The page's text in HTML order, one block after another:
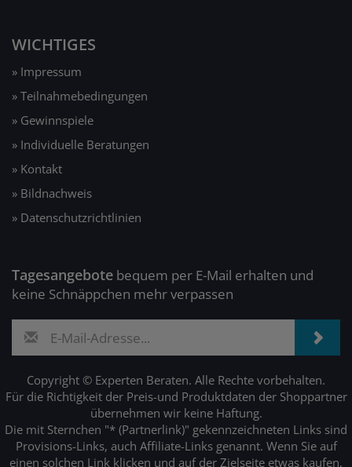
WICHTIGES
» Impressum
» Teilnahmebedingungen
» Gewinnspiele
» Individuelle Beratungen
» Kontakt
» Bildnachweis
» Datenschutzrichtlinien
Tagesangebote bequem per E-Mail erhalten und
keine Schnäppchen mehr verpassen
Copyright © Experten Beraten. Alle Rechte vorbehalten.
Für die Richtigkeit der Preis-und Produktdaten der Shoppartner
übernehmen wir keine Haftung.
Die mit Sternchen "* (Partnerlink)" gekennzeichneten Links sind
Provisions-Links, auch Affiliate-Links genannt. Wenn Sie auf
einen solchen Link klicken und auf der Zielseite etwas kaufen,